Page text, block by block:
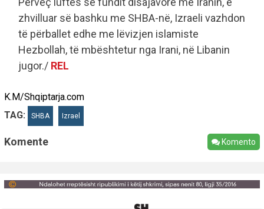
zhvilluar së bashku me SHBA-në, Izraeli vazhdon
të përballet edhe me lëvizjen islamiste
Hezbollah, të mbështetur nga Irani, në Libanin
jugor./ REL
K.M/Shqiptarja.com
TAG:
SHBA Izrael
Komente Komento